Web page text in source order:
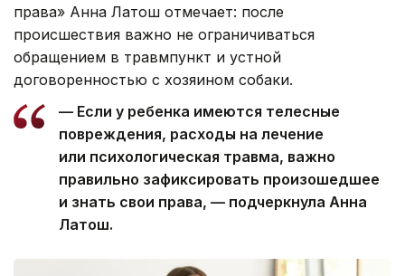
права» Анна Латош отмечает: после
происшествия важно не ограничиваться
обращением в травмпункт и устной
договоренностью с хозяином собаки.
— Если у ребенка имеются телесные
повреждения, расходы на лечение
или психологическая травма, важно
правильно зафиксировать произошедшее
и знать свои права, — подчеркнула Анна
Латош.